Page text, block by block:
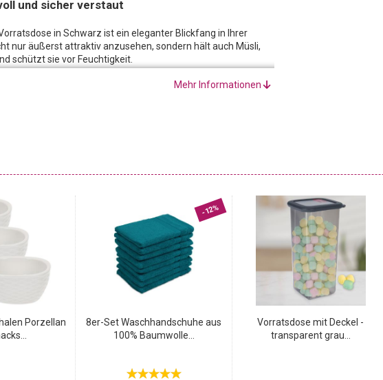
und sicher verstaut
in Schwarz ist ein eleganter Blickfang in Ihrer
nur äußerst attraktiv anzusehen, sondern hält auch Müsli,
schützt sie vor Feuchtigkeit.
frisch und lecker. Zusätzlich verleiht der dekorative Bambus-
die braune Holzoptik dem Schwarz eine dezente Nuance
Bastelutensilien und vieles mehr aus dem Sichtfeld und
Mehr Informationen
Porzellan
-12%
8er-Set Waschhandschuhe aus
100% Baumwolle...
Vorratsdose mit Deckel -
transparent grau...